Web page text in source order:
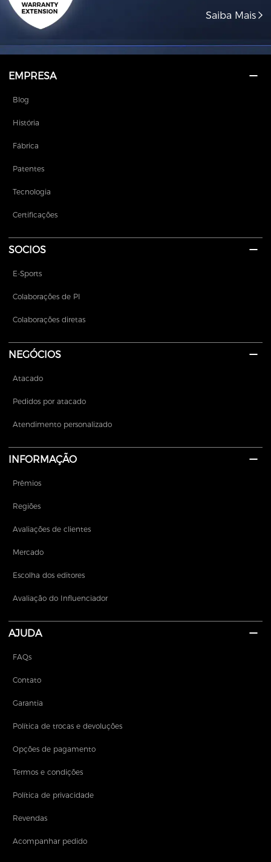
Saiba Mais
EMPRESA
Blog
História
Fábrica
Patentes
Tecnologia
Certificações
SOCIOS
E-Sports
Colaborações de PI
Colaborações diretas
NEGÓCIOS
Atacado
Pedidos por atacado
Atendimento personalizado
INFORMAÇÃO
Prêmios
Regiões
Avaliações de clientes
Mercado
Escolha dos editores
Avaliação do Influenciador
AJUDA
FAQs
Contato
Garantia
Política de trocas e devoluções
Opções de pagamento
Termos e condições
Política de privacidade
Revendas
Acompanhar pedido